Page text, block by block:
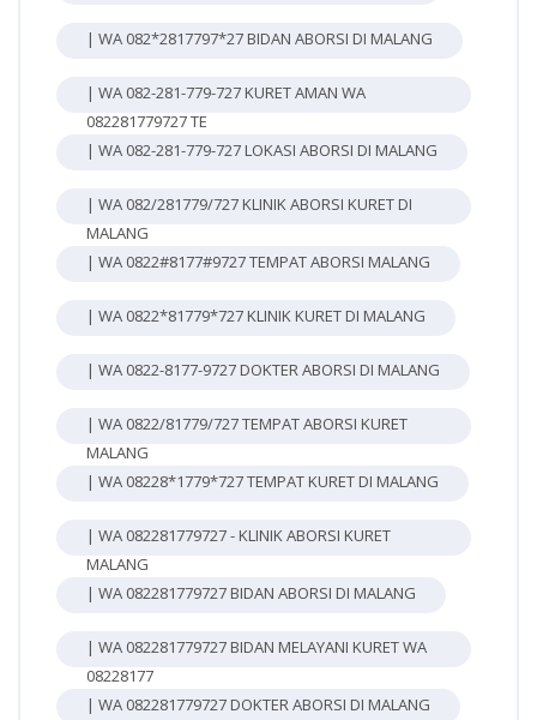
| WA 082*2817797*27 BIDAN ABORSI DI MALANG
| WA 082-281-779-727 KURET AMAN WA
082281779727 TE
| WA 082-281-779-727 LOKASI ABORSI DI MALANG
| WA 082/281779/727 KLINIK ABORSI KURET DI
MALANG
| WA 0822#8177#9727 TEMPAT ABORSI MALANG
| WA 0822*81779*727 KLINIK KURET DI MALANG
| WA 0822-8177-9727 DOKTER ABORSI DI MALANG
| WA 0822/81779/727 TEMPAT ABORSI KURET
MALANG
| WA 08228*1779*727 TEMPAT KURET DI MALANG
| WA 082281779727 - KLINIK ABORSI KURET
MALANG
| WA 082281779727 BIDAN ABORSI DI MALANG
| WA 082281779727 BIDAN MELAYANI KURET WA
08228177
| WA 082281779727 DOKTER ABORSI DI MALANG